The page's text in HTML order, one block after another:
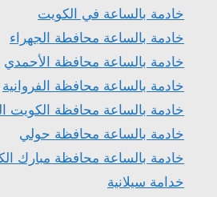
خادمة بالساعة في الكويت
خادمة بالساعة محافطة الجهراء
خادمة بالساعة محافظة الأحمدي
خادمة بالساعة محافظة الفروانية
خادمة بالساعة محافظة الكويت
خادمة بالساعة محافظة حولي
خادمة بالساعة محافظة مبارك
خدامة سيلانية